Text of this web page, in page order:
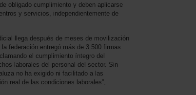
obligado cumplimiento y deben aplicarse
y servicios, independientemente de
llega después de meses de movilización
federación entregó más de 3.500 firmas
el cumplimiento íntegro del
laborales del personal del sector. Sin
no ha exigido ni facilitado a las
real de las condiciones laborales”,